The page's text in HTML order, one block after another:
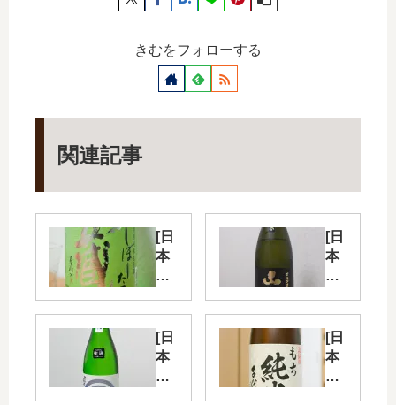
きむをフォローする
関連記事
[日
本
酒]
城]
一
ノ
[日
本
酒]
田]
ピ
ュ
ブ
[日
本
酒]
[日
本
酒]